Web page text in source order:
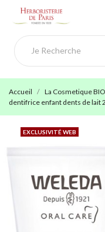
Accueil La Cosmetique BIO
dentifrice enfant dents de lait
EXCLUSIVITÉ WEB